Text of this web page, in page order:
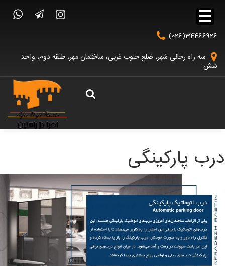
(026)34466926
سه راه رجائی شهر، ضلع جنوب غربی، ساختمان مهر، طبقه دوم، واحد
شش
درب پارکینگی